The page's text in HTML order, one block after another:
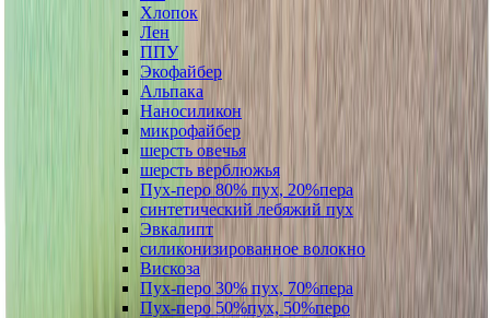
Хлопок
Лен
ППУ
Экофайбер
Альпака
Наносиликон
микрофайбер
шерсть овечья
шерсть верблюжья
Пух-перо 80% пух, 20%пера
синтетический лебяжий пух
Эвкалипт
силиконизированное волокно
Вискоза
Пух-перо 30% пух, 70%пера
Пух-перо 50%пух, 50%перо